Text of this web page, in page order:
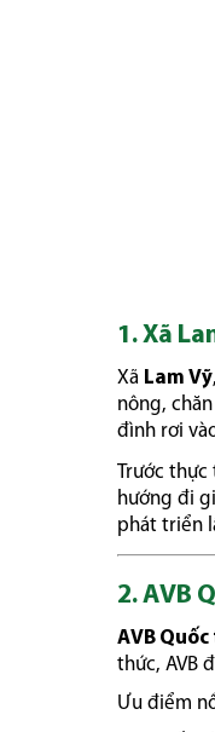
1. Xã
Xã Lam Vỹ
nông,
đình rơi
Trước thực
hướng đi
phát triển
2. AVB
AVB Quốc
thức, AVB
Ưu điểm